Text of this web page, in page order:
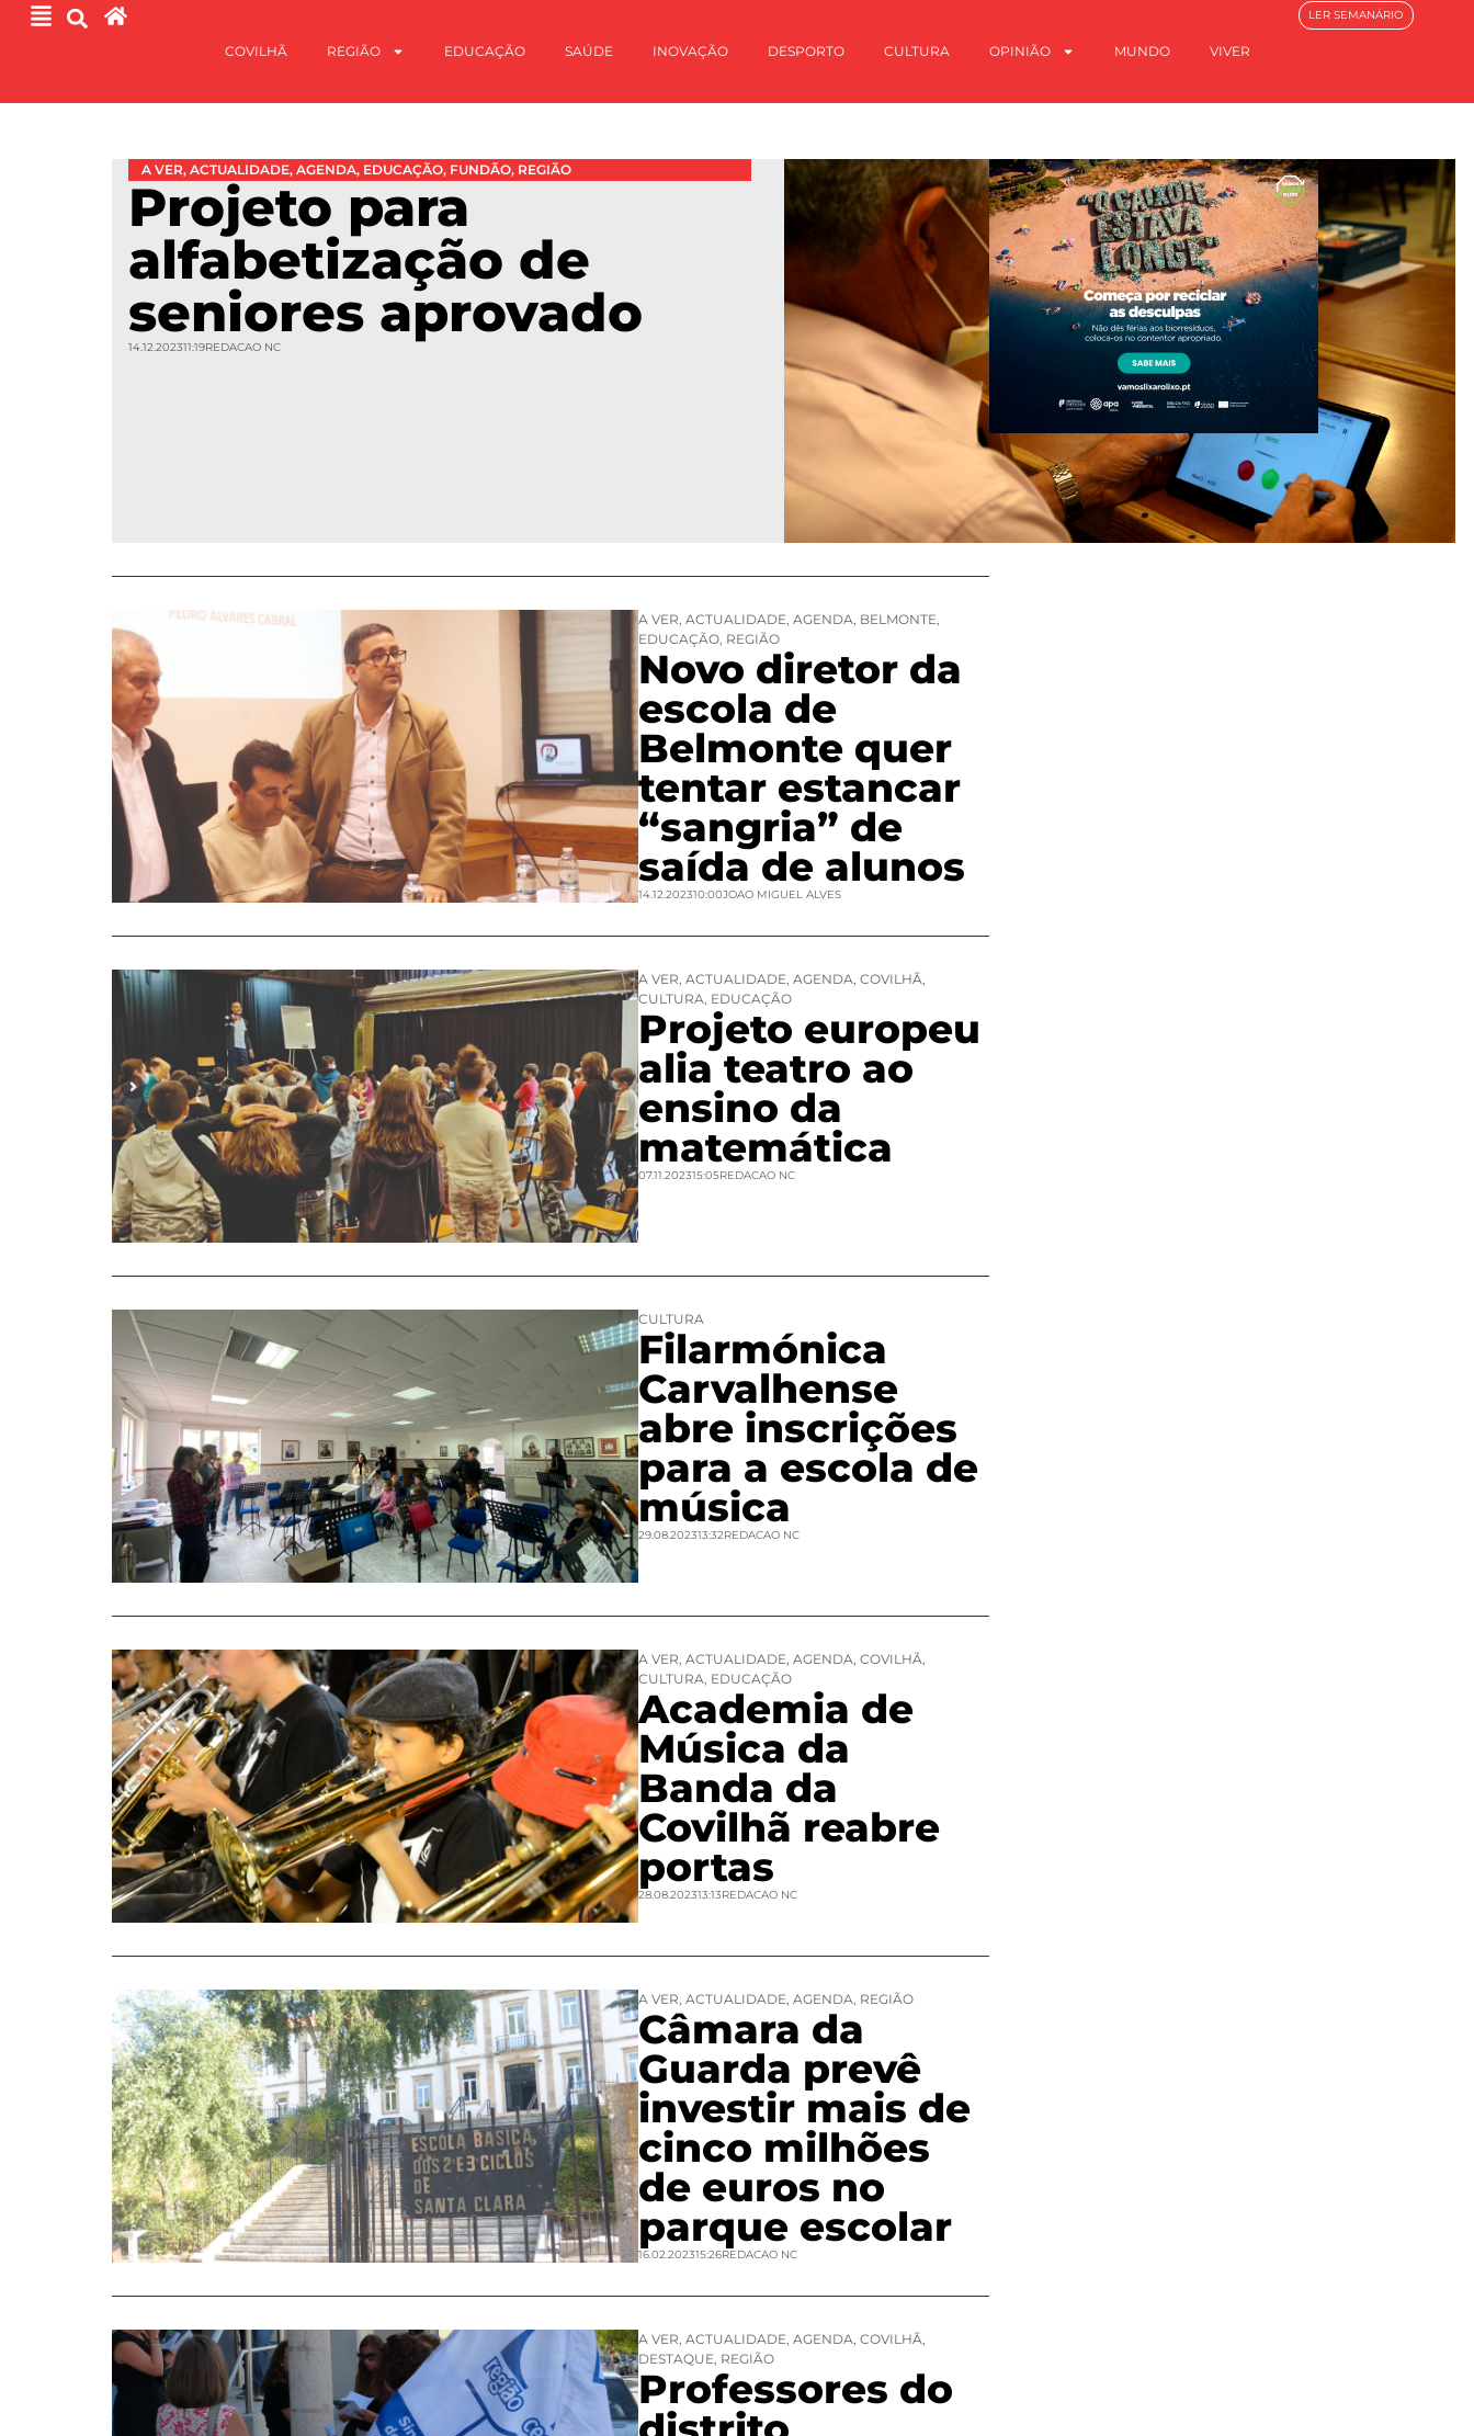
COVILHÃ REGIÃO EDUCAÇÃO SAÚDE INOVAÇÃO DESPORTO CULTURA OPINIÃO MUNDO VIVER
LER SEMANÁRIO
A VER, ACTUALIDADE, AGENDA, EDUCAÇÃO, FUNDÃO, REGIÃO
Projeto para
alfabetização de
seniores aprovado
14.12.202311:19REDACAO NC
A VER, ACTUALIDADE, AGENDA, BELMONTE,
EDUCAÇÃO, REGIÃO
Novo diretor da
escola de
Belmonte quer
tentar estancar
“sangria” de
saída de alunos
14.12.202310:00JOAO MIGUEL ALVES
A VER, ACTUALIDADE, AGENDA, COVILHÃ,
CULTURA, EDUCAÇÃO
Projeto europeu
alia teatro ao
ensino da
matemática
07.11.202315:05REDACAO NC
CULTURA
Filarmónica
Carvalhense
abre inscrições
para a escola de
música
29.08.202313:32REDACAO NC
A VER, ACTUALIDADE, AGENDA, COVILHÃ,
CULTURA, EDUCAÇÃO
Academia de
Música da
Banda da
Covilhã reabre
portas
28.08.202313:13REDACAO NC
A VER, ACTUALIDADE, AGENDA, REGIÃO
Câmara da
Guarda prevê
investir mais de
cinco milhões
de euros no
parque escolar
16.02.202315:26REDACAO NC
A VER, ACTUALIDADE, AGENDA, COVILHÃ,
DESTAQUE, REGIÃO
Professores do